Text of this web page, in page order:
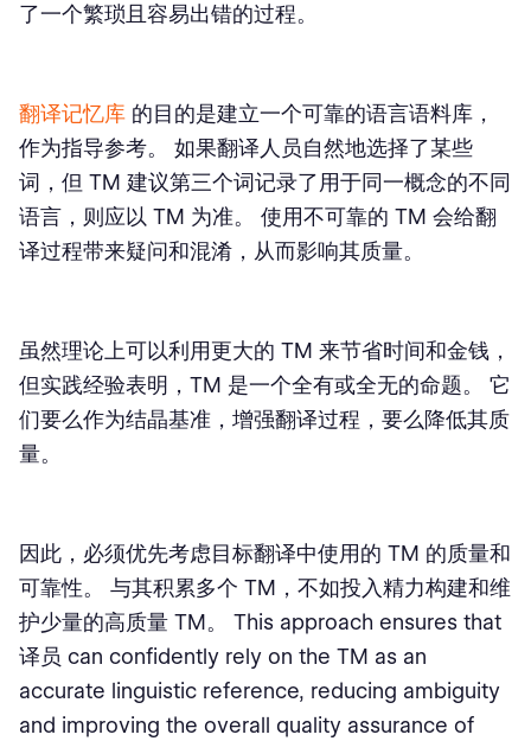
了一个繁琐且容易出错的过程。
翻译记忆库 的目的是建立一个可靠的语言语料库，
作为指导参考。 如果翻译人员自然地选择了某些
词，但 TM 建议第三个词记录了用于同一概念的不同
语言，则应以 TM 为准。 使用不可靠的 TM 会给翻
译过程带来疑问和混淆，从而影响其质量。
虽然理论上可以利用更大的 TM 来节省时间和金钱，
但实践经验表明，TM 是一个全有或全无的命题。 它
们要么作为结晶基准，增强翻译过程，要么降低其质
量。
因此，必须优先考虑目标翻译中使用的 TM 的质量和
可靠性。 与其积累多个 TM，不如投入精力构建和维
护少量的高质量 TM。 This approach ensures that
译员 can confidently rely on the TM as an
accurate linguistic reference, reducing ambiguity
and improving the overall quality assurance of